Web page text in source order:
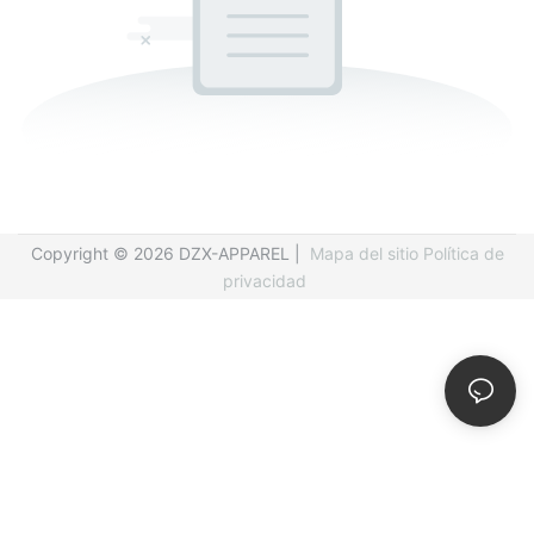
Copyright © 2026 DZX-APPAREL | Mapa del sitio Política de
privacidad